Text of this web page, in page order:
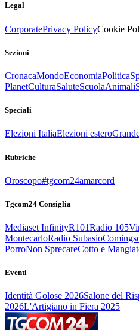
Legal
CorporatePrivacy PolicyCookie
Sezioni
CronacaMondoEconomiaPolitica
PlanetCulturaSaluteScuolaAnimali
Speciali
Elezioni ItaliaElezioni estero
Rubriche
Oroscopo#tgcom24amarcord
Tgcom24 Consiglia
Mediaset InfinityR101Radio 105
MontecarloRadio Subasio
PorroNon SprecareCotto e
Eventi
Identità Golose 2026Salone del
2026L'Artigiano in Fiera 2025